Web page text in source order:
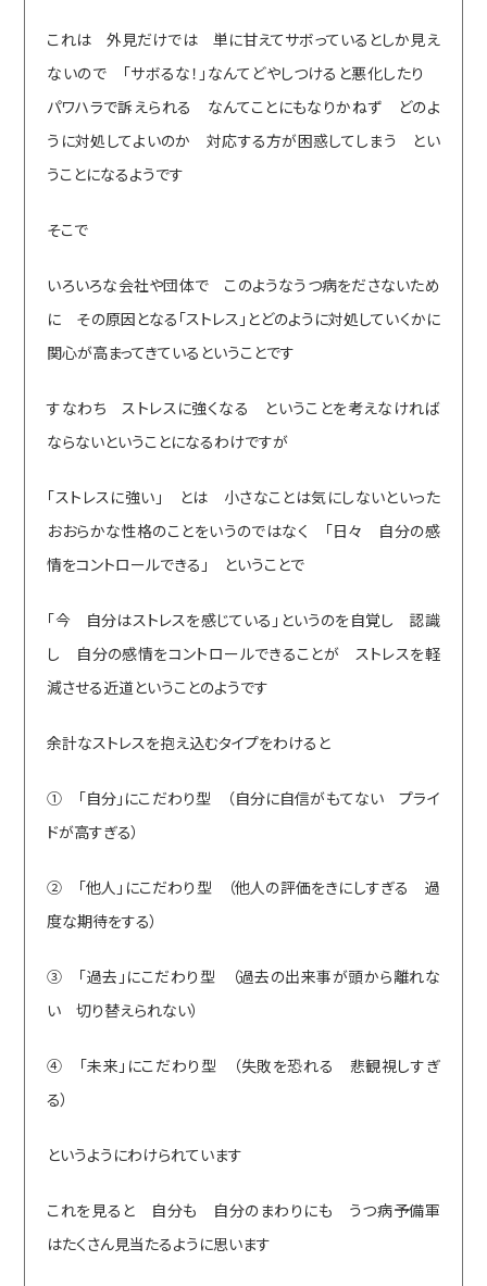
これは 外見だけでは 単に甘えてサボっているとしか見え
ないので 「サボるな！」なんてどやしつけると悪化したり
パワハラで訴えられる なんてことにもなりかねず どのよ
うに対処してよいのか 対応する方が困惑してしまう とい
うことになるようです
そこで
いろいろな会社や団体で このようなうつ病をださないため
に その原因となる「ストレス」とどのように対処していくかに
関心が高まってきているということです
すなわち ストレスに強くなる ということを考えなければ
ならないということになるわけですが
「ストレスに強い」 とは 小さなことは気にしないといった
おおらかな性格のことをいうのではなく 「日々 自分の感
情をコントロールできる」 ということで
「今 自分はストレスを感じている」というのを自覚し 認識
し 自分の感情をコントロールできることが ストレスを軽
減させる近道ということのようです
余計なストレスを抱え込むタイプをわけると
① 「自分」にこだわり型 （自分に自信がもてない プライ
ドが高すぎる）
② 「他人」にこだわり型 （他人の評価をきにしすぎる 過
度な期待をする）
③ 「過去」にこだわり型 （過去の出来事が頭から離れな
い 切り替えられない）
④ 「未来」にこだわり型 （失敗を恐れる 悲観視しすぎ
る）
というようにわけられています
これを見ると 自分も 自分のまわりにも うつ病予備軍
はたくさん見当たるように思います